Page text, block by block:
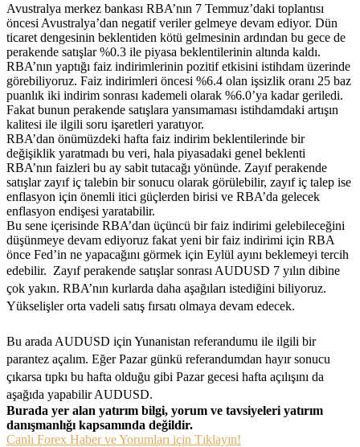
Avustralya merkez bankası RBA’nın 7 Temmuz’daki toplantısı
öncesi Avustralya’dan negatif veriler gelmeye devam ediyor. Dün
ticaret dengesinin beklentiden kötü gelmesinin ardından bu gece de
perakende satışlar %0.3 ile piyasa beklentilerinin altında kaldı.
RBA’nın yaptığı faiz indirimlerinin pozitif etkisini istihdam üzerinde
görebiliyoruz. Faiz indirimleri öncesi %6.4 olan işsizlik oranı 25 baz
puanlık iki indirim sonrası kademeli olarak %6.0’ya kadar geriledi.
Fakat bunun perakende satışlara yansımaması istihdamdaki artışın
kalitesi ile ilgili soru işaretleri yaratıyor.
RBA’dan önümüzdeki hafta faiz indirim beklentilerinde bir
değişiklik yaratmadı bu veri, hala piyasadaki genel beklenti
RBA’nın faizleri bu ay sabit tutacağı yönünde. Zayıf perakende
satışlar zayıf iç talebin bir sonucu olarak görülebilir, zayıf iç talep ise
enflasyon için önemli itici güçlerden birisi ve RBA’da gelecek
enflasyon endişesi yaratabilir.
Bu sene içerisinde RBA’dan üçüncü bir faiz indirimi gelebileceğini
düşünmeye devam ediyoruz fakat yeni bir faiz indirimi için RBA
önce Fed’in ne yapacağını görmek için Eylül ayını beklemeyi tercih
edebilir. Zayıf perakende satışlar sonrası AUDUSD 7 yılın dibine
çok yakın. RBA’nın kurlarda daha aşağıları istediğini biliyoruz.
Yükselişler orta vadeli satış fırsatı olmaya devam edecek.
Bu arada AUDUSD için Yunanistan referandumu ile ilgili bir
parantez açalım. Eğer Pazar günkü referandumdan hayır sonucu
çıkarsa tıpkı bu hafta olduğu gibi Pazar gecesi hafta açılışını da
aşağıda yapabilir AUDUSD.
Burada yer alan yatırım bilgi, yorum ve tavsiyeleri yatırım
danışmanlığı kapsamında değildir.
Canlı Forex Haber ve Yorumları için Tıklayın!